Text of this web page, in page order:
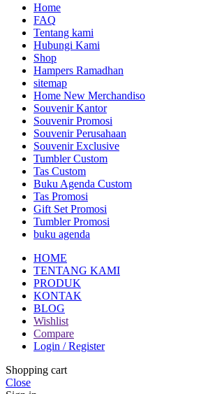
Home
FAQ
Tentang kami
Hubungi Kami
Shop
Hampers Ramadhan
sitemap
Home New Merchandiso
Souvenir Kantor
Souvenir Promosi
Souvenir Perusahaan
Souvenir Exclusive
Tumbler Custom
Tas Custom
Buku Agenda Custom
Tas Promosi
Gift Set Promosi
Tumbler Promosi
buku agenda
HOME
TENTANG KAMI
PRODUK
KONTAK
BLOG
Wishlist
Compare
Login / Register
Shopping cart
Close